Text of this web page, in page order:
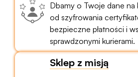
Dbamy o Twoje dane
od szyfrowania
bezpieczne płatności i
sprawdzonymi kurierami.
Sklep z misją